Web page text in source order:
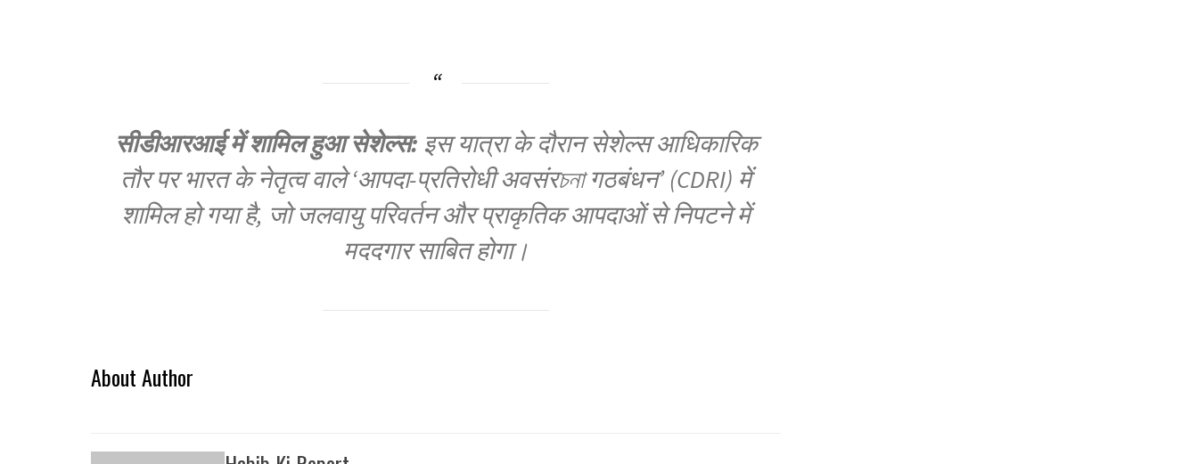
सीडीआरआई में शामिल हुआ सेशेल्स: इस यात्रा के दौरान सेशेल्स आधिकारिक
तौर पर भारत के नेतृत्व वाले ‘आपदा-प्रतिरोधी अवसंरচনা गठबंधन’ (CDRI) में
शामिल हो गया है, जो जलवायु परिवर्तन और प्राकृतिक आपदाओं से निपटने में
मददगार साबित होगा।
About Author